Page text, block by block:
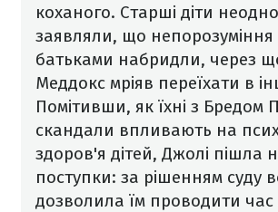
коханого. Старші діти
заявляли, що непорозуміння
батьками набридли, через
Меддокс мріяв переїхати в
Помітивши, як їхні з Бредом
скандали впливають на
здоров'я дітей, Джолі пішла
поступки: за рішенням суду
дозволила їм проводити час